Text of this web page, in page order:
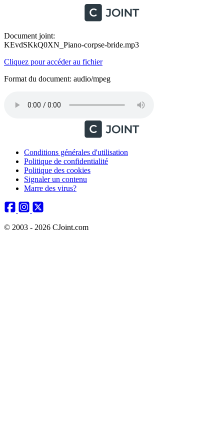
Document joint:
KEvdSKkQ0XN_Piano-corpse-bride.mp3
Cliquez pour accéder au fichier
Format du document: audio/mpeg
Conditions générales d'utilisation
Politique de confidentialité
Politique des cookies
Signaler un contenu
Marre des virus?
© 2003 - 2026 CJoint.com